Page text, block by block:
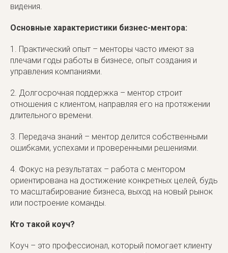
видения.
Основные характеристики бизнес-ментора:
1. Практический опыт – менторы часто имеют за
плечами годы работы в бизнесе, опыт создания и
управления компаниями.
2. Долгосрочная поддержка – ментор строит
отношения с клиентом, направляя его на протяжении
длительного времени.
3. Передача знаний – ментор делится собственными
ошибками, успехами и проверенными решениями.
4. Фокус на результатах – работа с ментором
ориентирована на достижение конкретных целей, будь
то масштабирование бизнеса, выход на новый рынок
или построение команды.
Кто такой коуч?
Коуч – это профессионал, который помогает клиенту